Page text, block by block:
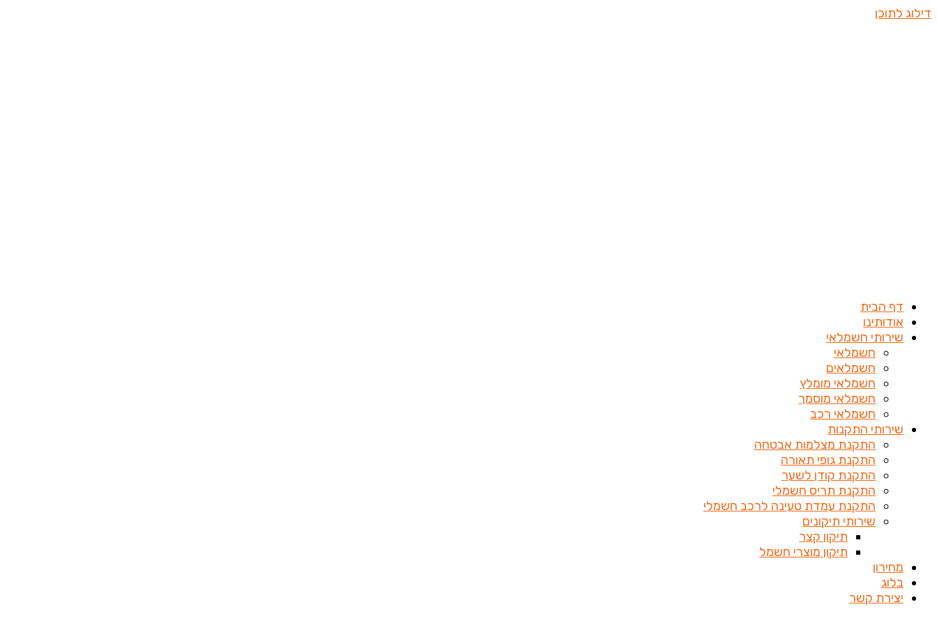
דילוג לתוכן
דף הבית
אודותינו
שירותי חשמלאי
חשמלאי
חשמלאים
חשמלאי מומלץ
חשמלאי מוסמך
חשמלאי רכב
שירותי התקנות
התקנת מצלמות אבטחה
התקנת גופי תאורה
התקנת קודן לשער
התקנת תריס חשמלי
התקנת עמדת טעינה לרכב חשמלי
שירותי תיקונים
תיקון קצר
תיקון מוצרי חשמל
מחירון
בלוג
יצירת קשר